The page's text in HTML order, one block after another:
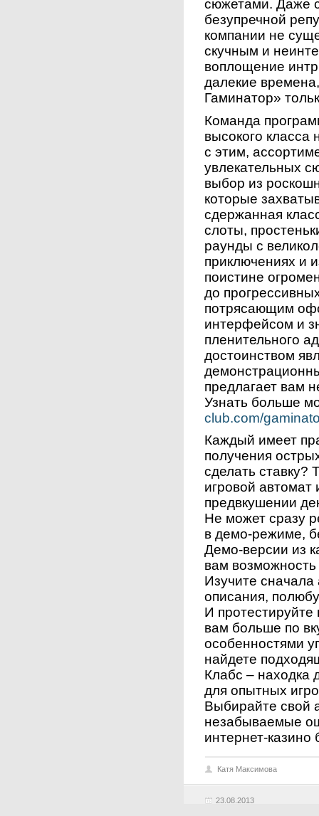
сюжетами. Даже
безупречной
компании не
скучным и
воплощение
далекие
Гаминатор»
Команда
высокого класса
с этим,
увлекательных
выбор из
которые
сдержанная
слоты,
раунды с
приключениях и
поистине
до
потрясающим
интерфейсом и
пленительного
достоинством
предлагает вам
Узнать больше
club.com/
Каждый имеет
получения
сделать ставку?
игровой
предвкушении
Не может сразу
в демо-режиме,
Демо-версии из
вам
Изучите сначала
описания,
И
вам больше по
особенностями
найдете
Клабс – находка
для опытных
Выбирайте свой
незабываемые
интернет-казино
23.08.2013
Катя Максимова